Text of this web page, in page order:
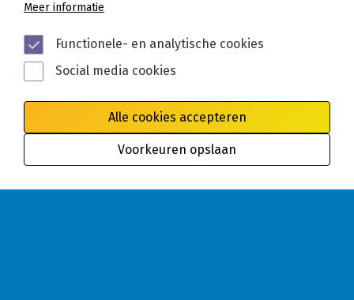
Meer informatie
Functionele- en analytische cookies
Social media cookies
Alle cookies accepteren
Voorkeuren opslaan